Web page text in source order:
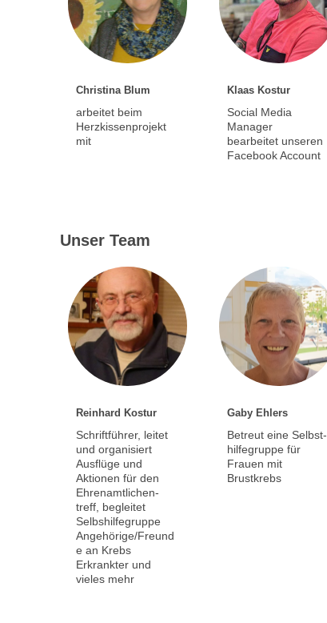
Christina Blum
arbeitet beim
Herzkissenprojekt
mit
Klaas Kostur
Social Media
Manager
bearbeitet unseren
Facebook Account
Unser Team
Reinhard Kostur
Schriftführer, leitet
und organisiert
Ausflüge und
Aktionen für den
Ehrenamtlichen-
treff, begleitet
Selbshilfegruppe
Angehörige/Freund
e an Krebs
Erkrankter und
vieles mehr
Gaby Ehlers
Betreut eine Selbst-
hilfegruppe für
Frauen mit
Brustkrebs